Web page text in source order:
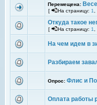
Перемещена:
[ На страницу: 1
Откуда такое
[ На страницу: 1
На чем идем в
Разбираем
Опрос: Флис и
Оплата работы